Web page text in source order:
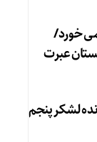
خورد/
عبرت
لشکر پنجم